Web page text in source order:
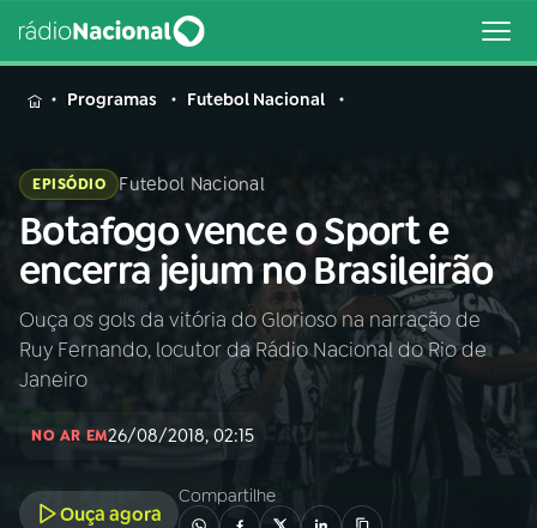
MENU
Buscar
na
Rádio
Nacional
Buscar
AO VIVO
01INÍCIO
02A RÁDIO
Programas Futebol Nacional
EPISÓDIO Futebol Nacional
Botafogo vence o Sport e
encerra jejum no Brasileirão
Ouça os gols da vitória do Glorioso na narração de
Ruy Fernando, locutor da Rádio Nacional do Rio de
Janeiro
NO AR EM26/08/2018, 02:15
Ouça agora
Compartilhe